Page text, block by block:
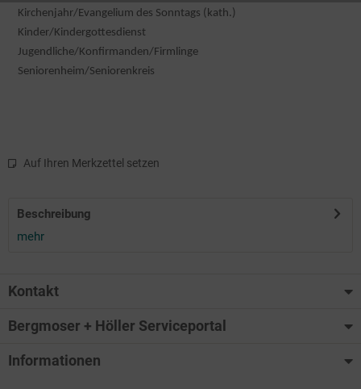
Kirchenjahr/Evangelium des Sonntags (kath.)
Kinder/Kindergottesdienst
Jugendliche/Konfirmanden/Firmlinge
Seniorenheim/Seniorenkreis
Auf Ihren Merkzettel setzen
Beschreibung
mehr
Kontakt
Bergmoser + Höller Serviceportal
Informationen